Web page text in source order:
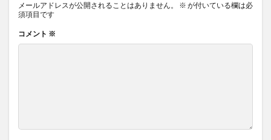
メールアドレスが公開されることはありません。 ※ が付いている欄は必
須項目です
コメント ※